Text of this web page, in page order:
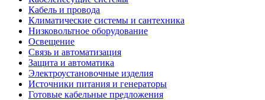
Кабель и провода
Климатические системы и сантехника
Низковольтное оборудование
Освещение
Связь и автоматизация
Защита и автоматика
Электроустановочные изделия
Источники питания и генераторы
Готовые кабельные предложения